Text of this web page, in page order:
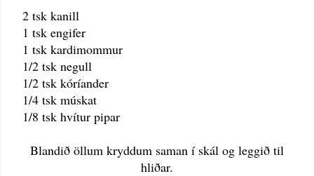
2 tsk kanill
1 tsk engifer
1 tsk kardimommur
1/2 tsk negull
1/2 tsk kóríander
1/4 tsk múskat
1/8 tsk hvítur pipar
Blandið öllum kryddum saman í skál og leggið til
hliðar.